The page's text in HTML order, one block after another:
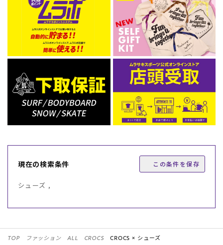
現在の検索条件 この条件を保存
シューズ ,
TOP ファッション ALL CROCS CROCS × シューズ